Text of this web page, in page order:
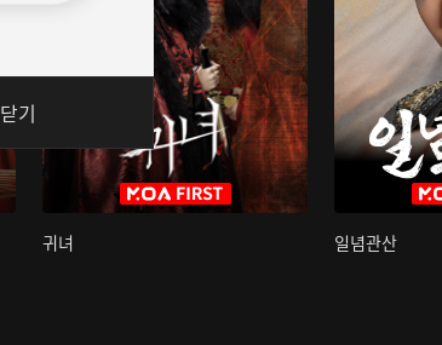
귀녀 일념관산
닫기